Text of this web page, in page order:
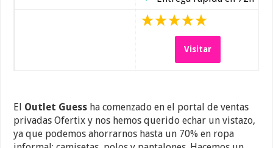
Visitar
El Outlet Guess ha comenzado en el portal de ventas
privadas Ofertix y nos hemos querido echar un vistazo,
ya que podemos ahorrarnos hasta un 70% en ropa